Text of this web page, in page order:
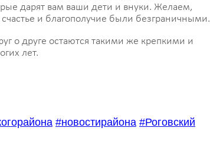
дарят вам ваши дети и внуки. Желаем,
и благополучие были безграничными.
о друге остаются такими же крепкими и
лет.
#новостирайона #Роговский